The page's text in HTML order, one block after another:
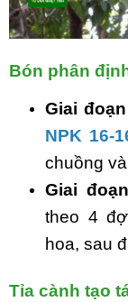
Bón phân
Giai
NPK 16-
chuồng
Giai
theo 4
hoa, sau
Tỉa cành tạo